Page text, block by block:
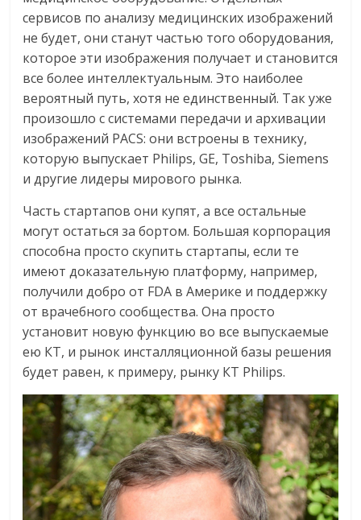
сервисов по анализу медицинских изображений
не будет, они станут частью того оборудования,
которое эти изображения получает и становится
все более интеллектуальным. Это наиболее
вероятный путь, хотя не единственный. Так уже
произошло с системами передачи и архивации
изображений PACS: они встроены в технику,
которую выпускает Philips, GE, Toshiba, Siemens
и другие лидеры мирового рынка.
Часть стартапов они купят, а все остальные
могут остаться за бортом. Большая корпорация
способна просто скупить стартапы, если те
имеют доказательную платформу, например,
получили добро от FDA в Америке и поддержку
от врачебного сообщества. Она просто
установит новую функцию во все выпускаемые
ею КТ, и рынок инсталляционной базы решения
будет равен, к примеру, рынку КТ Philips.